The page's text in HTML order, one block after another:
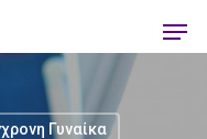
Γυναίκα